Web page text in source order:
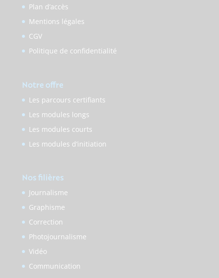
Plan d’accès
Mentions légales
CGV
Politique de confidentialité
Notre offre
Les parcours certifiants
Les modules longs
Les modules courts
Les modules d’initiation
Nos filières
Journalisme
Graphisme
Correction
Photojournalisme
Vidéo
Communication